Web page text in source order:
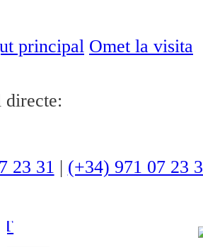
principal Omet la visita
directe:
23 31 | (+34) 971 07 23